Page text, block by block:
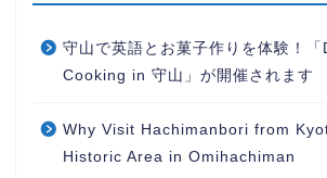
守山で英語とお菓子作りを体験！「
Cooking in 守山」が開催されます
Why Visit Hachimanbori from
Historic Area in Omihachiman